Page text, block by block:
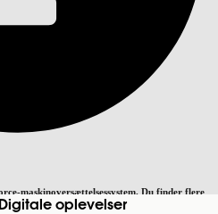
maskinoversættelsessystem. Du finder flere
oplevelser